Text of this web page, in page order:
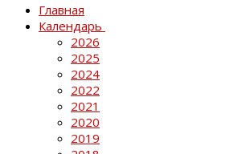
Главная
Календарь
2026
2025
2024
2022
2021
2020
2019